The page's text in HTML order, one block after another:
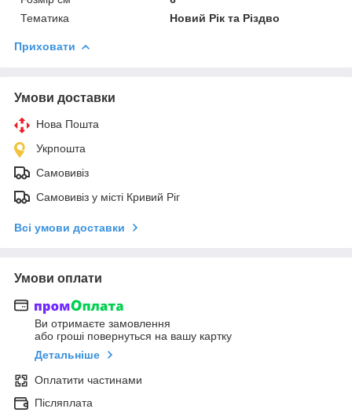
Тематика
Новий Рік та Різдво
Приховати
Умови доставки
Нова Пошта
Укрпошта
Самовивіз
Самовивіз у місті Кривий Ріг
Всі умови доставки
Умови оплати
Ви отримаєте замовлення
або гроші повернуться на вашу картку
Детальніше
Оплатити частинами
Післяплата